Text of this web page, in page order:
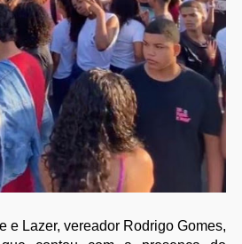
e Lazer, vereador Rodrigo Gomes,